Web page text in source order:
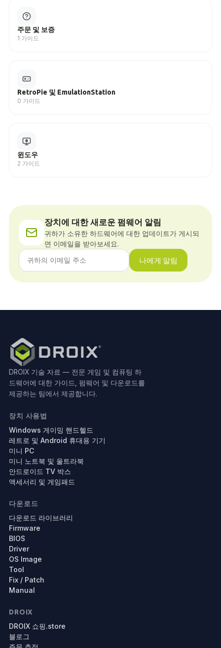
주문 및 보증
1 가이드
RetroPie 및 EmulationStation
0 가이드
윈도우
2 가이드
장치에 대한 새로운 펌웨어 알림
귀하가 소유한 하드웨어에 대한 업데이트가 게시되
면 이메일을 받아보세요.
나에게 알림
DROIX 기술 자료 — 전문 게임 및 컴퓨팅 하
드웨어에 대한 가이드, 펌웨어 및 다운로드를
제공하는 팀에서 제공합니다.
장치 사용법
Windows 게이밍 핸드헬드
레트로 및 Android 휴대용 기기
미니 PC
미니 노트북 및 울트라북
안드로이드 TV 박스
액세서리 및 게임패드
다운로드
다운로드 라이브러리
Firmware
BIOS
Driver
OS Image
Tool
Fix / Patch
Manual
DROIX
DROIX 쇼핑.store
블로그